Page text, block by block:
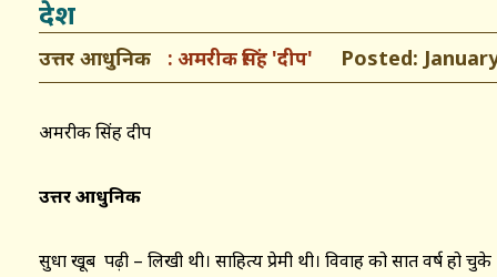
देश
उत्तर आधुनिक अमरीक सिंह 'दीप' Posted: January
अमरीक सिंह दीप
उत्तरआधुनिक
सुधा खूब पढ़ी – लिखी थी। साहित्य प्रेमी थी। विवाह को सात वर्ष हो